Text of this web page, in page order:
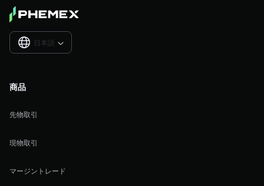
日本語 
商品
先物取引
現物取引
マージントレード